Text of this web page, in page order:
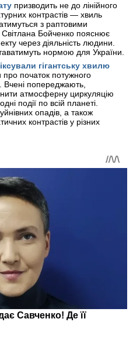
призводить не до лінійного
контрастів — хвиль
з раптовими
Бойченко пояснює
через діяльність людини.
нормою для України.
гігантську хвилю
про початок потужного
Вчені попереджають,
атмосферну циркуляцію
події по всій планеті.
опадів, а також
контрастів у різних